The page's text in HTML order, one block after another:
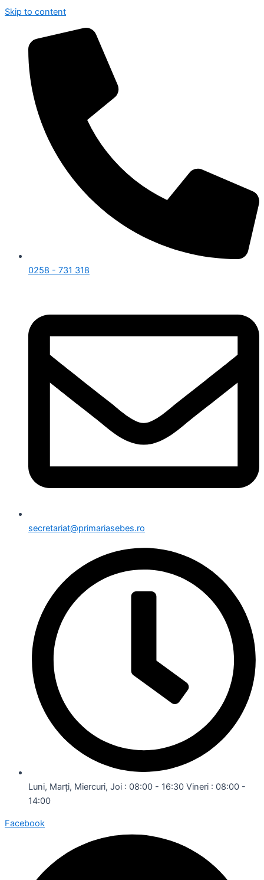
Skip to content
0258 - 731 318
secretariat@primariasebes.ro
Luni, Marți, Miercuri, Joi : 08:00 - 16:30 Vineri : 08:00 -
14:00
Facebook